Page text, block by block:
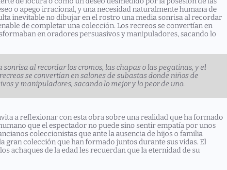
o apego irracional, y una necesidad naturalmente humana de
inevitable no dibujar en el rostro una media sonrisa al recordar
de completar una colección. Los recreos se convertían en
en oradores persuasivos y manipuladores, sacando lo
al recordar los cromos, las chapas o las pegatinas, y el
se convertían en salones de subastas donde niños de
y manipuladores, sacando lo mejor y lo peor de uno.
a reflexionar con esta obra sobre una realidad que ha formado
que el espectador no puede sino sentir empatía por unos
coleccionistas que ante la ausencia de hijos o familia
gran colección que han formado juntos durante sus vidas. El
achaques de la edad les recuerdan que la eternidad de su